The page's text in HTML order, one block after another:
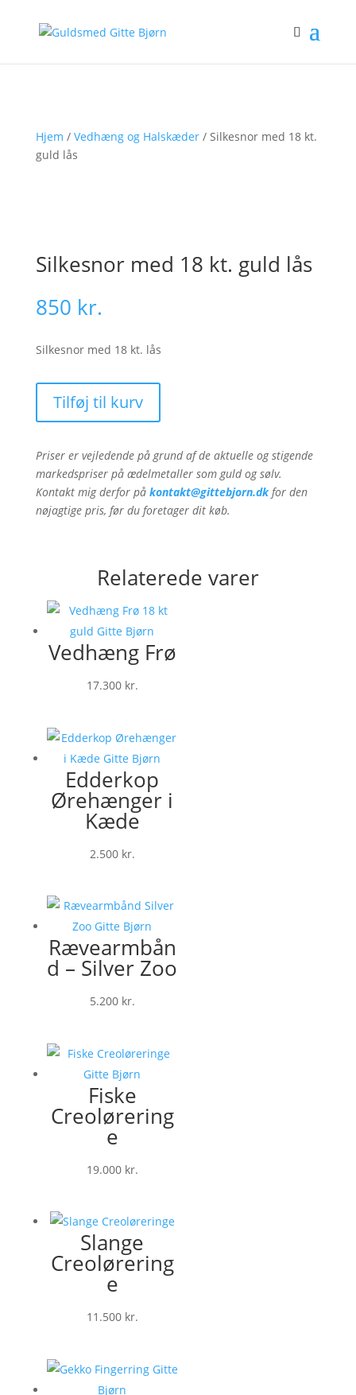
Hjem / Vedhæng og Halskæder/ Silkesnor med 18 kt.
guld lås
Silkesnor med 18 kt. guld lås
850 kr.
Silkesnor med 18 kt. lås
Tilføj til kurv
Priser er vejledende på grund af de aktuelle og stigende
markedspriser på ædelmetaller som guld og sølv.
Kontakt mig derfor på kontakt@gittebjorn.dkfor den
nøjagtige pris, før du foretager dit køb.
Relaterede varer
Vedhæng Frø
17.300 kr.
Edderkop
Ørehænger i
Kæde
2.500 kr.
Rævearmbån
d – Silver Zoo
5.200 kr.
Fiske
Creolørering
e
19.000 kr.
Slange
Creolørering
e
11.500 kr.